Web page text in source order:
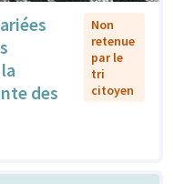
des
Non
retenue
par le
tri
citoyen